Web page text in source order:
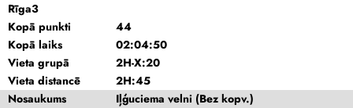
Rīga3
Kopā punkti
44
Kopā laiks
02:04:50
Vieta grupā
2H-X:20
Vieta distancē
2H:45
Nosaukums
Iļģuciema velni (Bez kopv.)